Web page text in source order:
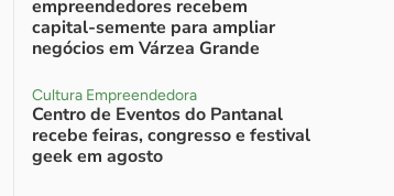
empreendedores recebem
capital-semente para ampliar
negócios em Várzea Grande
Cultura Empreendedora
Centro de Eventos do Pantanal
recebe feiras, congresso e festival
geek em agosto